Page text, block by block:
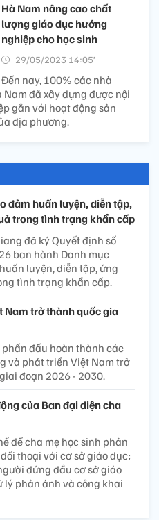
Hà Nam nâng cao chất
lượng giáo dục hướng
nghiệp cho học sinh
29/05/2023 14:05’
Đến nay, 100% các nhà
đã xây dựng được nội
gắn với hoạt động sản
địa phương.
đảm huấn luyện, diễn tập,
trong tình trạng khẩn cấp
đã ký Quyết định số
ban hành Danh mục
luyện, diễn tập, ứng
tình trạng khẩn cấp.
Nam trở thành quốc gia
đấu hoàn thành các
và phát triển Việt Nam trở
đoạn 2026 - 2030.
của Ban đại diện cha
để cha mẹ học sinh phản
thoại với cơ sở giáo dục;
đứng đầu cơ sở giáo
lý phản ánh và công khai